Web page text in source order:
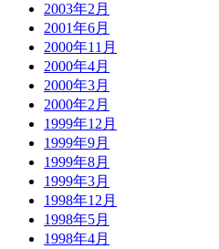
2003年2月
2001年6月
2000年11月
2000年4月
2000年3月
2000年2月
1999年12月
1999年9月
1999年8月
1999年3月
1998年12月
1998年5月
1998年4月